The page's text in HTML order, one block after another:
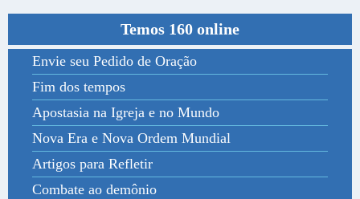
Temos 160 online
Envie seu Pedido de Oração
Fim dos tempos
Apostasia na Igreja e no Mundo
Nova Era e Nova Ordem Mundial
Artigos para Refletir
Combate ao demônio